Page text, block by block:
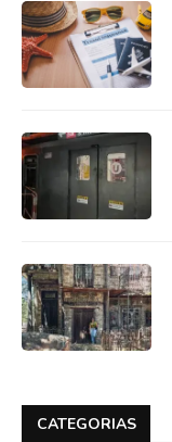
CATEGORIAS